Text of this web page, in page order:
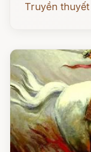
Truyền thuyết